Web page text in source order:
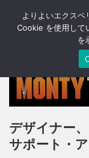
デザイナー
サポート・
よりよいエクスペ
Cookie を使用して
を